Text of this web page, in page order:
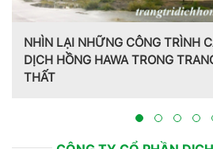
Trang trí nội thất theo phong